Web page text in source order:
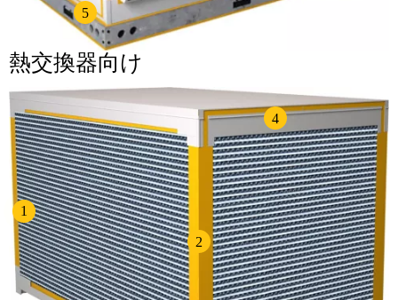
5
熱交換器向け
1
2
4